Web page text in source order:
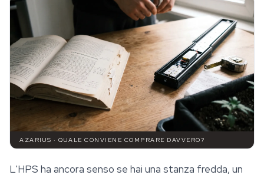
AZARIUS · QUALE CONVIENE COMPRARE DAVVERO?
L'HPS ha ancora senso se hai una stanza fredda, un